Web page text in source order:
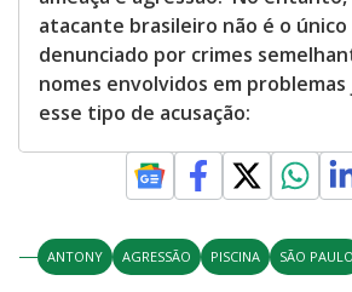
atacante brasileiro não é o
denunciado por crimes
nomes envolvidos em
esse tipo de acusação:
ANTONY AGRESSÃO PISCINA SÃO PAULO